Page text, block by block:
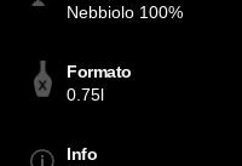
Nebbiolo 100%
Formato
0.75l
Info